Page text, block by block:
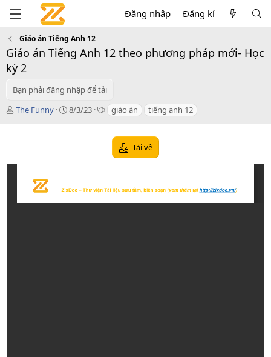
Đăng nhập Đăng kí
Giáo án Tiếng Anh 12
Giáo án Tiếng Anh 12 theo phương pháp mới- Học
kỳ 2
Bạn phải đăng nhập để tải
T
ả
The Funny
C
8/3/23
T giáo án tiếng anh 12
Tải về